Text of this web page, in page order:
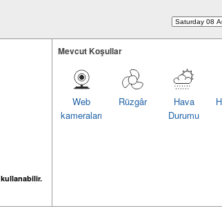
Mevcut Koşullar
Hava
Durumu
Rüzgâr
Web
kameraları